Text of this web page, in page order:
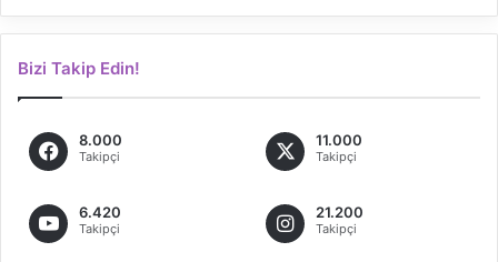
Bizi Takip Edin!
8.000
Takipçi
11.000
Takipçi
6.420
Takipçi
21.200
Takipçi